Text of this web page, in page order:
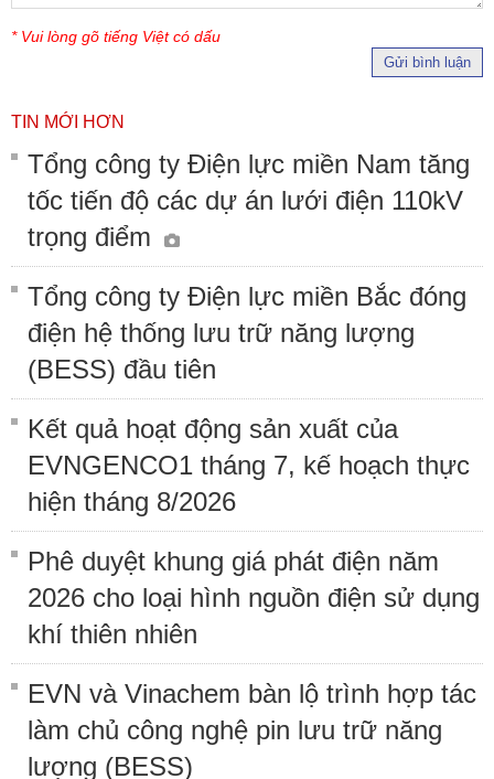
* Vui lòng gõ tiếng Việt có dấu
Gửi bình luận
TIN MỚI HƠN
Tổng công ty Điện lực miền Nam tăng
tốc tiến độ các dự án lưới điện 110kV
trọng điểm
Tổng công ty Điện lực miền Bắc đóng
điện hệ thống lưu trữ năng lượng
(BESS) đầu tiên
Kết quả hoạt động sản xuất của
EVNGENCO1 tháng 7, kế hoạch thực
hiện tháng 8/2026
Phê duyệt khung giá phát điện năm
2026 cho loại hình nguồn điện sử dụng
khí thiên nhiên
EVN và Vinachem bàn lộ trình hợp tác
làm chủ công nghệ pin lưu trữ năng
lượng (BESS)